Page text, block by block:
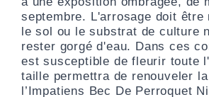
septembre. L'arrosage doit être
le sol ou le substrat de culture
rester gorgé d'eau. Dans ces
est susceptible de fleurir toute
taille permettra de renouveler
l’Impatiens Bec De Perroquet